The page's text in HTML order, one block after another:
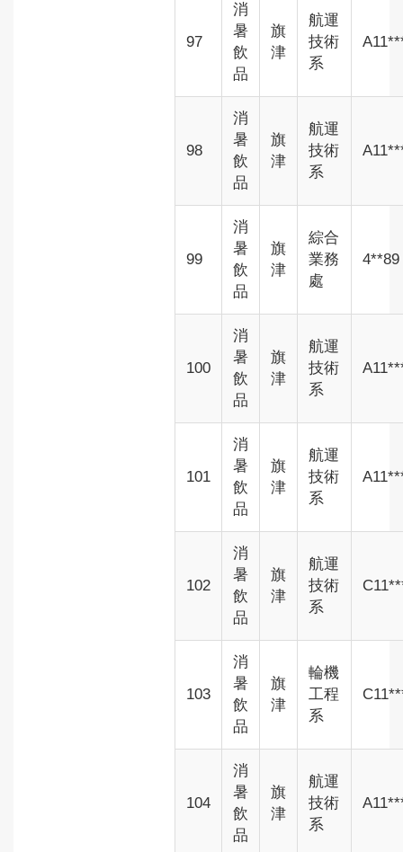
97
消
暑
飲
品
旗
津
航運
技術
系
98
消
暑
飲
品
旗
津
航運
技術
系
99
消
暑
飲
品
旗
津
綜合
業務
處
4**89
100
消
暑
飲
品
旗
津
航運
技術
系
101
消
暑
飲
品
旗
津
航運
技術
系
102
消
暑
飲
品
旗
津
航運
技術
系
103
消
暑
飲
品
旗
津
輪機
工程
系
104
消
暑
飲
品
旗
津
航運
技術
系